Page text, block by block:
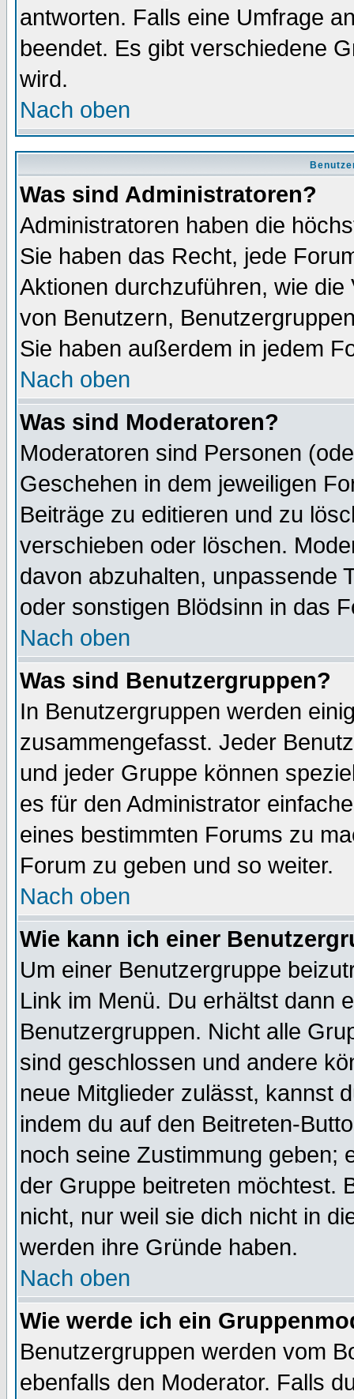
antworten. Falls eine Umfrage
beendet. Es gibt verschiedene
wird.
Nach oben
Was sind Administratoren?
Administratoren haben die
Sie haben das Recht, jede
Aktionen durchzuführen, wie
von Benutzern,
Sie haben außerdem in jedem
Nach oben
Was sind Moderatoren?
Moderatoren sind Personen
Geschehen in dem jeweiligen
Beiträge zu editieren und zu
verschieben oder löschen.
davon abzuhalten, unpassende
oder sonstigen Blödsinn in das
Nach oben
Was sind Benutzergruppen?
In Benutzergruppen werden
zusammengefasst. Jeder
und jeder Gruppe können
es für den Administrator
eines bestimmten Forums zu
Forum zu geben und so weiter.
Nach oben
Wie kann ich einer
Um einer Benutzergruppe
Link im Menü. Du erhältst dann
Benutzergruppen. Nicht alle
sind geschlossen und andere
neue Mitglieder zulässt, kannst
indem du auf den Beitreten-
noch seine Zustimmung geben;
der Gruppe beitreten möchtest.
nicht, nur weil sie dich nicht in
werden ihre Gründe haben.
Nach oben
Wie werde ich ein
Benutzergruppen werden vom
ebenfalls den Moderator. Falls